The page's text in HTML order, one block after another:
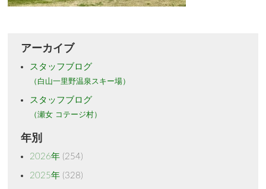
アーカイブ
スタッフブログ
（白山一里野温泉スキー場）
スタッフブログ
（瀬女 コテージ村）
年別
2026年(254)
2025年(328)